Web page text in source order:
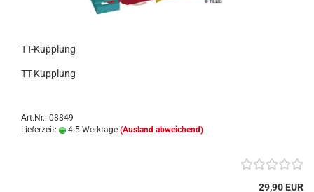
TT-Kupplung
TT-Kupplung
Art.Nr.: 08849
Lieferzeit:
4-5 Werktage (Ausland abweichend)
29,90 EUR